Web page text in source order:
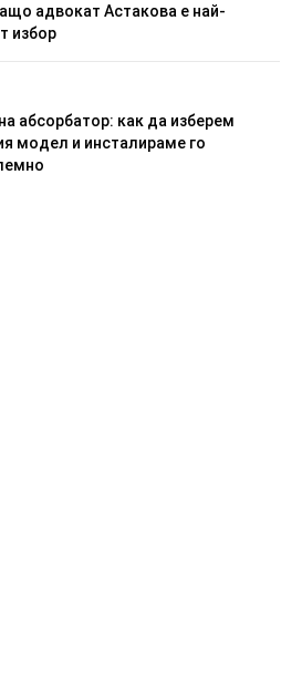
адвокат Астакова е най-
избор
абсорбатор: как да изберем
модел и инсталираме го